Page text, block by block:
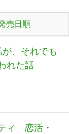
売日順
、それでも
れた話
ィ 恋活・